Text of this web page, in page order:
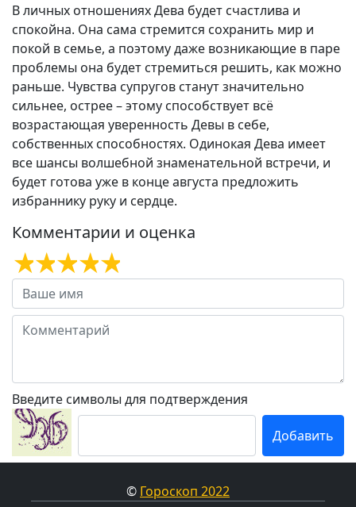
В личных отношениях Дева будет счастлива и
спокойна. Она сама стремится сохранить мир и
покой в семье, а поэтому даже возникающие в паре
проблемы она будет стремиться решить, как можно
раньше. Чувства супругов станут значительно
сильнее, острее – этому способствует всё
возрастающая уверенность Девы в себе,
собственных способностях. Одинокая Дева имеет
все шансы волшебной знаменательной встречи, и
будет готова уже в конце августа предложить
избраннику руку и сердце.
Комментарии и оценка
Введите символы для подтверждения
© Гороскоп 2022